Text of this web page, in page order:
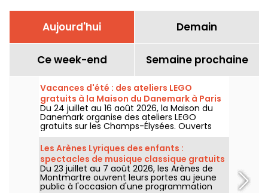
Aujourd'hui Demain
Ce week-end Semaine prochaine
Vacances d'été : des ateliers LEGO
gratuits à la Maison du Danemark à Paris
Du 24 juillet au 16 août 2026, la Maison du
Danemark organise des ateliers LEGO
gratuits sur les Champs-Élysées. Ouverts
aux enfants, aux familles et aux passionnés
de construction, ces rendez-vous
permettent de découvrir l'univers de la
célèbre marque danoise à travers des
espaces de création en libre accès.
Les Arènes Lyriques des enfants :
spectacles de musique classique gratuits
pour les petits
Du 23 juillet au 7 août 2026, les Arènes de
Montmartre ouvrent leurs portes au jeune
public à l'occasion d'une programmation